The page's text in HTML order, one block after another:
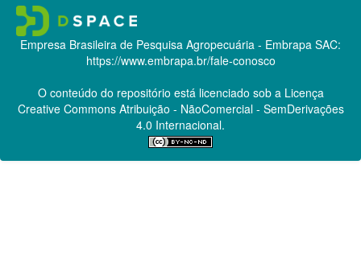
Empresa Brasileira de Pesquisa Agropecuária - Embrapa SAC:
https://www.embrapa.br/fale-conosco
O conteúdo do repositório está licenciado sob a Licença
Creative CommonsAtribuição - NãoComercial - SemDerivações
4.0 Internacional.